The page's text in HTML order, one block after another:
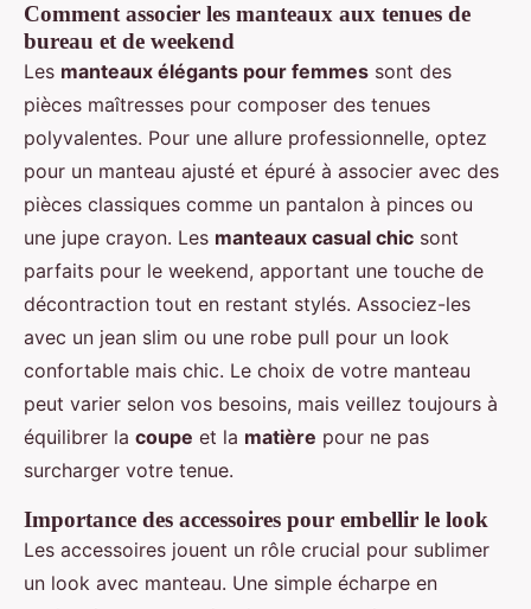
Comment associer les manteaux aux tenues de
bureau et de weekend
Les manteaux élégants pour femmes sont des
pièces maîtresses pour composer des tenues
polyvalentes. Pour une allure professionnelle, optez
pour un manteau ajusté et épuré à associer avec des
pièces classiques comme un pantalon à pinces ou
une jupe crayon. Les manteaux casual chic sont
parfaits pour le weekend, apportant une touche de
décontraction tout en restant stylés. Associez-les
avec un jean slim ou une robe pull pour un look
confortable mais chic. Le choix de votre manteau
peut varier selon vos besoins, mais veillez toujours à
équilibrer la coupe et la matière pour ne pas
surcharger votre tenue.
Importance des accessoires pour embellir le look
Les accessoires jouent un rôle crucial pour sublimer
un look avec manteau. Une simple écharpe en